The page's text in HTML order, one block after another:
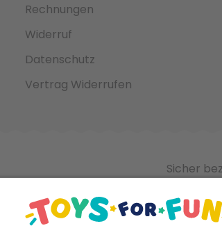
Rechnungen
Widerruf
Datenschutz
Vertrag Widerrufen
Sicher